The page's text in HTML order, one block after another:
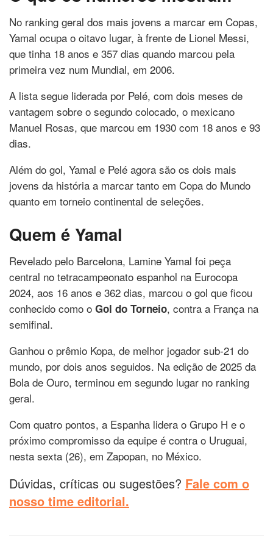
No ranking geral dos mais jovens a marcar em Copas,
Yamal ocupa o oitavo lugar, à frente de Lionel Messi,
que tinha 18 anos e 357 dias quando marcou pela
primeira vez num Mundial, em 2006.
A lista segue liderada por Pelé, com dois meses de
vantagem sobre o segundo colocado, o mexicano
Manuel Rosas, que marcou em 1930 com 18 anos e 93
dias.
Além do gol, Yamal e Pelé agora são os dois mais
jovens da história a marcar tanto em Copa do Mundo
quanto em torneio continental de seleções.
Quem é Yamal
Revelado pelo Barcelona, Lamine Yamal foi peça
central no tetracampeonato espanhol na Eurocopa
2024, aos 16 anos e 362 dias, marcou o gol que ficou
conhecido como o Gol do Torneio, contra a França na
semifinal.
Ganhou o prêmio Kopa, de melhor jogador sub-21 do
mundo, por dois anos seguidos. Na edição de 2025 da
Bola de Ouro, terminou em segundo lugar no ranking
geral.
Com quatro pontos, a Espanha lidera o Grupo H e o
próximo compromisso da equipe é contra o Uruguai,
nesta sexta (26), em Zapopan, no México.
Dúvidas, críticas ou sugestões? Fale com o
nosso time editorial.